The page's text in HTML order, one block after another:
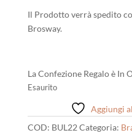
Il Prodotto verrà spedito
Brosway.
La Confezione Regalo è In
Esaurito
Aggiungi
COD: BUL22 Categoria: